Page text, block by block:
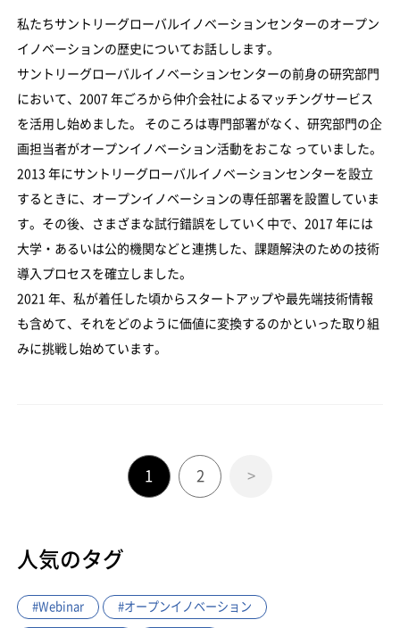
私たちサントリーグローバルイノベーションセンターのオープン
イノベーションの歴史についてお話しします。
サントリーグローバルイノベーションセンターの前身の研究部門
において、2007 年ごろから仲介会社によるマッチングサービス
を活用し始めました。 そのころは専門部署がなく、研究部門の企
画担当者がオープンイノベーション活動をおこな っていました。
2013 年にサントリーグローバルイノベーションセンターを設立
するときに、オープンイノベーションの専任部署を設置していま
す。その後、さまざまな試行錯誤をしていく中で、2017 年には
大学・あるいは公的機関などと連携した、課題解決のための技術
導入プロセスを確立しました。
2021 年、私が着任した頃からスタートアップや最先端技術情報
も含めて、それをどのように価値に変換するのかといった取り組
みに挑戦し始めています。
1 2 >
人気のタグ
#Webinar #オープンイノベーション